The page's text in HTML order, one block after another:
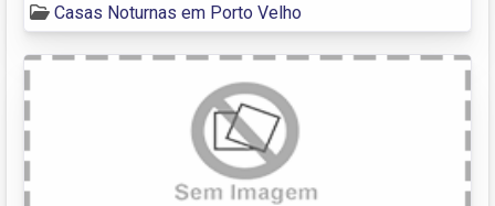
Casas Noturnas em Porto Velho